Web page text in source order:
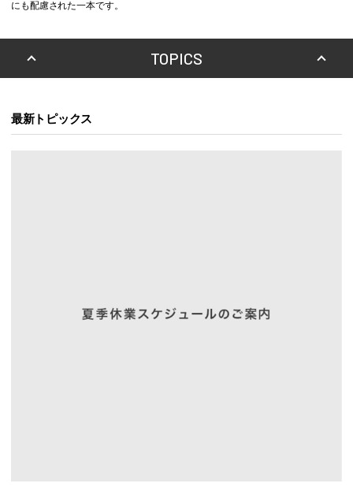
にも配慮された一本です。
TOPICS
最新トピックス